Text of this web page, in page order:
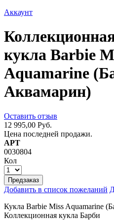
Аккаунт
кукла Barbie
Aquamarine
Аквамарин)
Оставить отзыв
12 995,00 Руб.
Цена последней продажи.
АРТ
0030804
Кол
Предзаказ
Добавить в список пожеланий
Кукла Barbie Miss Aquamarine
Коллекционная кукла Барби